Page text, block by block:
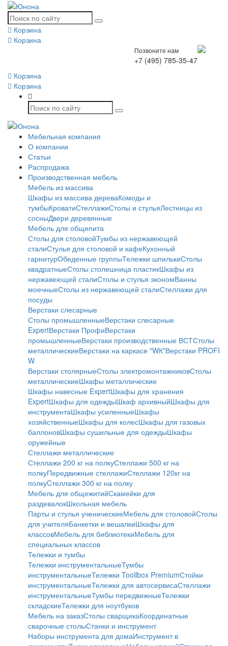
Корзина
Корзина
Позвоните нам
+7 (495) 785-35-47
Корзина
Корзина
Мебельная компания
О компании
Статьи
Распродажа
Производственная мебель
Мебель из массива
Шкафы из массива дереваКомоды и
тумбыКроватиСтеллажиСтолы и стульяЛестницы из
сосныДвери деревянные
Мебель для общепита
Столы для столовойТумбы из нержавеющей
сталиСтулья для столовой и кафеКухонный
гарнитурОбеденные группыТележки шпилькиСтолы
квадратныеСтолы столешница пластикШкафы из
нержавеющей сталиСтолы и стулья экономВанны
моечныеСтолы из нержавеющей сталиСтеллажи для
посуды
Верстаки слесарные
Столы промышленныеВерстаки слесарные
ExpertВерстаки ПрофиВерстаки
промышленныеВерстаки производственные ВСТСтолы
металлическиеВерстаки на каркасе "WК"Верстаки PROFI
W
Верстаки столярныеСтолы электромонтажниковСтолы
металлическиеШкафы металлические
Шкафы навесные ExpertШкафы для хранения
ExpertШкафы для одеждыШкаф архивныйШкафы для
инструментаШкафы усиленныеШкафы
хозяйственныеШкафы для колесШкафы для газовых
баллоновШкафы сушильные для одеждыШкафы
оружейные
Стеллажи металлические
Стеллажи 200 кг на полкуСтеллажи 500 кг на
полкуПередвижные стеллажиСтеллажи 120кг на
полкуCтеллажи 300 кг на полку
Мебель для общежитийСкамейки для
раздевалокШкольная мебель
Парты и стулья ученическиеМебель для столовойСтолы
для учителяБанкетки и вешалкиШкафы для
классовМебель для библиотекиМебель для
специальных классов
Тележки и тумбы
Тележки инструментальныеТумбы
инструментальныеТележки Toollbox PremiumСтойки
инструментальныеТележки для автосервисаСтеллажи
инструментальныеТумбы передвижныеТележки
складскиеТележки для ноутбуков
Мебель на заказСтолы сварщикаКоординатные
сварочные столыСтанки и инструмент
Наборы инструмента для домаИнструмент в